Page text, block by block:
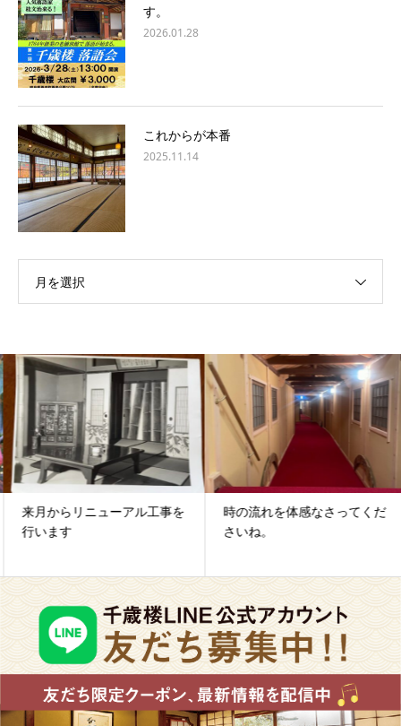
す。
2026.01.28
これからが本番
2025.11.14
月を選択
来月からリニューアル工事を
行います
時の流れを体感なさってくだ
さいね。